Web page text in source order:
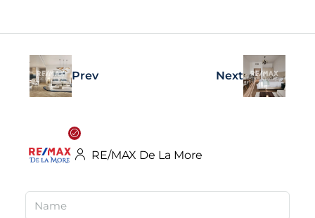
Prev Next
RE/MAX De La More